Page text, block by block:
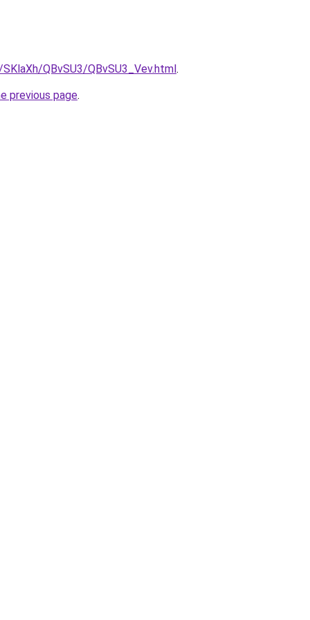
QBvSU3/QBvSU3_Vev.html.
previous page.